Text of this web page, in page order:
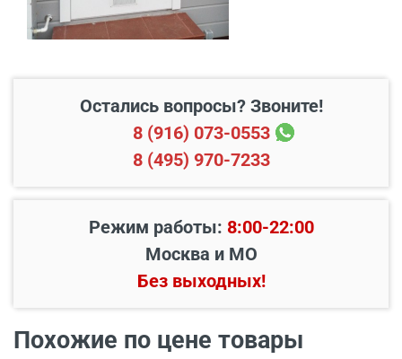
Свыше 20 км от МКАД 45 руб./км
Наименование вида
Остались вопросы? Звоните!
8 (916) 073-0553
8 (495) 970-7233
Режим работы: 8:00-22:00
Москва и МО
Без выходных!
Похожие по цене товары